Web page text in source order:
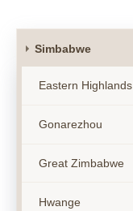
Simbabwe
Eastern Highlands
Gonarezhou
Great Zimbabwe
Hwange